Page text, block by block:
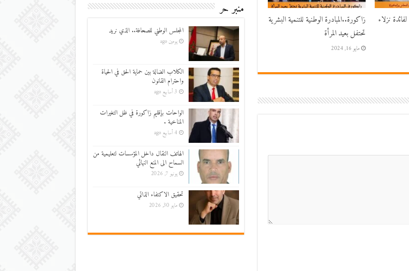
نزلاء
زاكورة..المبادرة الوطنية للتنمية البشرية
تحتفل بعيد المرأة
مايو 16, 2024
منبر حر
المجلس الوطني للصحافة.. الذي نريد
يومين ago
الكلاب الضالة بين حماية الحق في الحياة
واحترام القانون
3 أسابيع ago
الواحات بإقليم زاكورة في ظل التغيرات
المناخية .
4 أسابيع ago
الهاتف النقال داخل المؤسسات لتعليمية من
السماح الى المنع النهائي
يونيو 7, 2026
تحقيق الاكتفاء الذاتي
مايو 30, 2026